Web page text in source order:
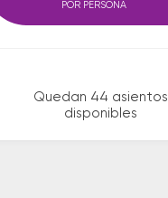
Quedan 44 asientos
disponibles
POR PERSONA